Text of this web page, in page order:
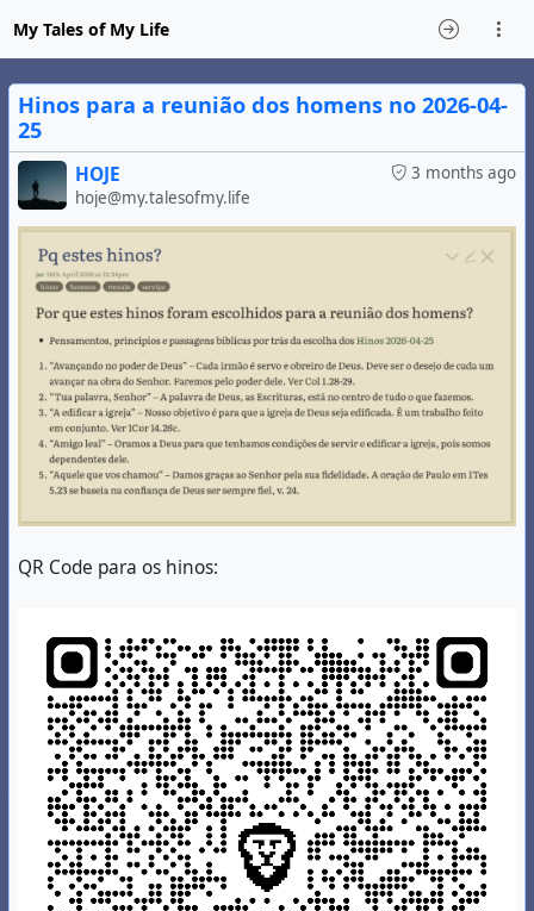
My Tales of My Life
Hinos para a reunião dos homens no 2026-04-
25
3 months ago
HOJE
hoje@my.talesofmy.life
QR Code para os hinos: